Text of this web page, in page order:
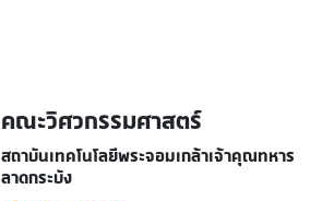
คณะวิศวกรรมศาสตร์
สถาบันเทคโนโลยีพระจอมเกล้าเจ้าคุณทหาร
ลาดกระบัง